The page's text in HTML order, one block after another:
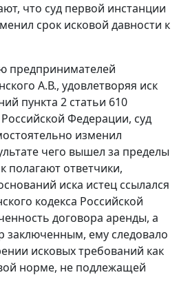
что суд первой инстанции
срок исковой давности к
предпринимателей
А.В., удовлетворяя иск
пункта 2 статьи 610
Федерации, суд
изменил
чего вышел за пределы
полагают ответчики,
иска истец ссылался
кодекса Российской
договора аренды, а
заключенным, ему следовало
исковых требований как
норме, не подлежащей